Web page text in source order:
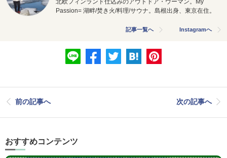
北欧フィンランド仕込みのアウトドア・ウーマン。My
Passion= 湖畔/焚き火/料理/サウナ。島根出身、東京在住。
記事一覧へ Instagramへ
前の記事へ 次の記事へ
おすすめコンテンツ